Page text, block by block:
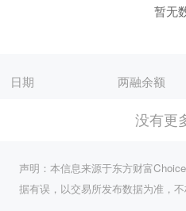
暂无
日期 两融余额
没有更
声明：本信息来源于东方财富
据有误，以交易所发布数据为准，不